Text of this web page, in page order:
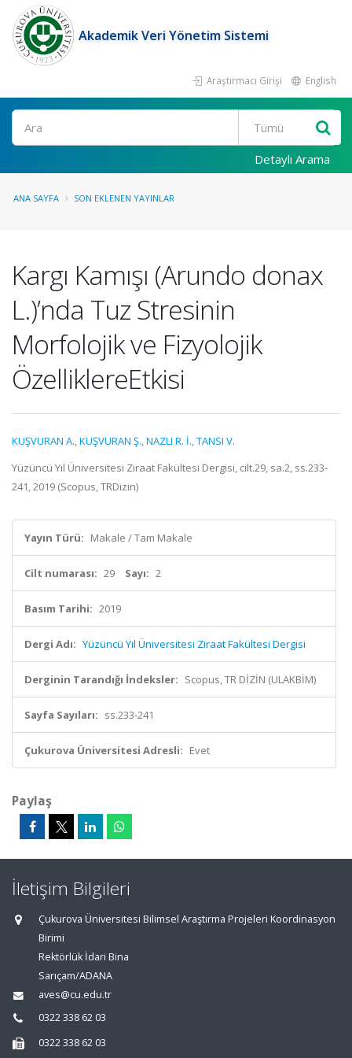
Akademik Veri Yönetim Sistemi
Araştırmacı Girişi English
Ara
Detaylı Arama
ANA SAYFA SON EKLENEN YAYINLAR
Kargı Kamışı (Arundo donax
L.)’nda Tuz Stresinin
Morfolojik ve Fizyolojik
ÖzelliklereEtkisi
KUŞVURAN A.,KUŞVURAN Ş.,NAZLI R. İ.,TANSI V.
Yüzüncü Yıl Üniversitesi Ziraat Fakültesi Dergisi, cilt.29, sa.2, ss.233-
241, 2019 (Scopus, TRDizin)
Yayın Türü: Makale / Tam Makale
Cilt numarası: 29 Sayı: 2
Basım Tarihi: 2019
Dergi Adı: Yüzüncü Yıl Üniversitesi Ziraat Fakültesi Dergisi
Derginin Tarandığı İndeksler: Scopus, TR DİZİN (ULAKBİM)
Sayfa Sayıları: ss.233-241
Çukurova Üniversitesi Adresli: Evet
Paylaş
İletişim Bilgileri
Çukurova Üniversitesi Bilimsel Araştırma Projeleri Koordinasyon
Birimi
Rektörlük İdari Bina
Sarıçam/ADANA
aves@cu.edu.tr
0322 338 62 03
0322 338 62 03